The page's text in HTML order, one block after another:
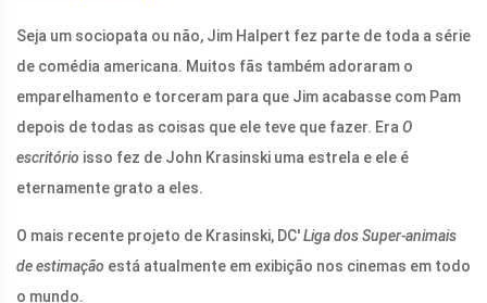
Seja um sociopata ou não, Jim Halpert fez parte de toda a série
de comédia americana. Muitos fãs também adoraram o
emparelhamento e torceram para que Jim acabasse com Pam
depois de todas as coisas que ele teve que fazer. Era O
escritório isso fez de John Krasinski uma estrela e ele é
eternamente grato a eles.
O mais recente projeto de Krasinski, DC'Liga dos Super-animais
de estimação está atualmente em exibição nos cinemas em todo
o mundo.